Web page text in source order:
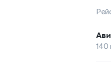
140